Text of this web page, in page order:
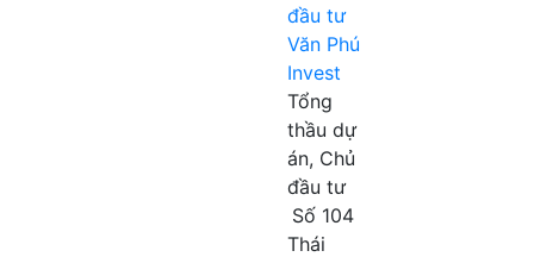
đầu tư
Văn Phú
Invest
Tổng
thầu dự
án, Chủ
đầu tư
Số 104
Thái